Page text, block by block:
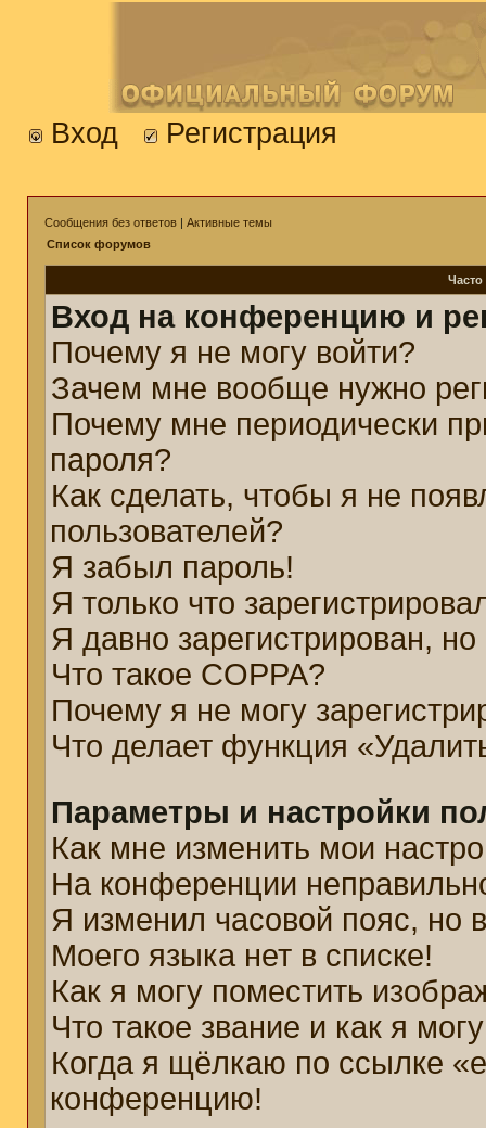
Вход Регистрация
Сообщения без ответов | Активные темы
Список форумов
Вход на конференцию и
Почему я не могу войти?
Зачем мне вообще нужно
Почему мне периодически
пароля?
Как сделать, чтобы я не
пользователей?
Я забыл пароль!
Я только что
Я давно зарегистрирован,
Что такое COPPA?
Почему я не могу
Что делает функция
Параметры и настройки
Как мне изменить мои
На конференции
Я изменил часовой пояс, но
Моего языка нет в списке!
Как я могу поместить
Что такое звание и как я
Когда я щёлкаю по ссылке
конференцию!